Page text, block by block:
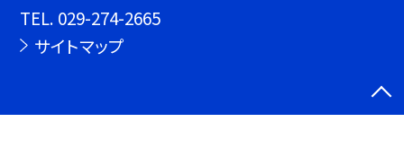
TEL. 029-274-2665
サイトマップ